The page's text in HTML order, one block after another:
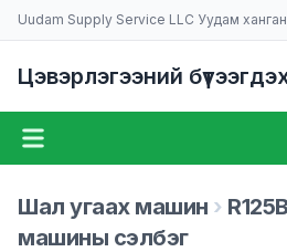
Цэвэрлэгээний
Шал угаах машин ›
машины сэлбэг